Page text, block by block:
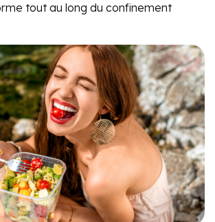
tout au long du confinement